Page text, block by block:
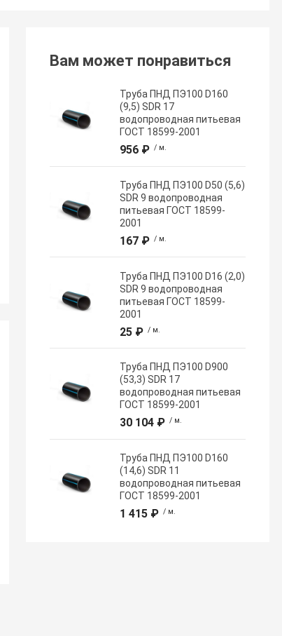
Вам может понравиться
Труба ПНД ПЭ100 D160
(9,5) SDR 17
водопроводная питьевая
ГОСТ 18599-2001
956 ₽ / м.
Труба ПНД ПЭ100 D50 (5,6)
SDR 9 водопроводная
питьевая ГОСТ 18599-
2001
167 ₽ / м.
Труба ПНД ПЭ100 D16 (2,0)
SDR 9 водопроводная
питьевая ГОСТ 18599-
2001
25 ₽ / м.
Труба ПНД ПЭ100 D900
(53,3) SDR 17
водопроводная питьевая
ГОСТ 18599-2001
30 104 ₽ / м.
Труба ПНД ПЭ100 D160
(14,6) SDR 11
водопроводная питьевая
ГОСТ 18599-2001
1 415 ₽ / м.